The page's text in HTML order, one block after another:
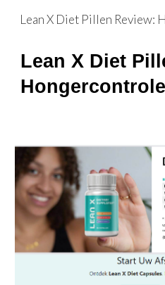
Skip to main content
Lean X Diet